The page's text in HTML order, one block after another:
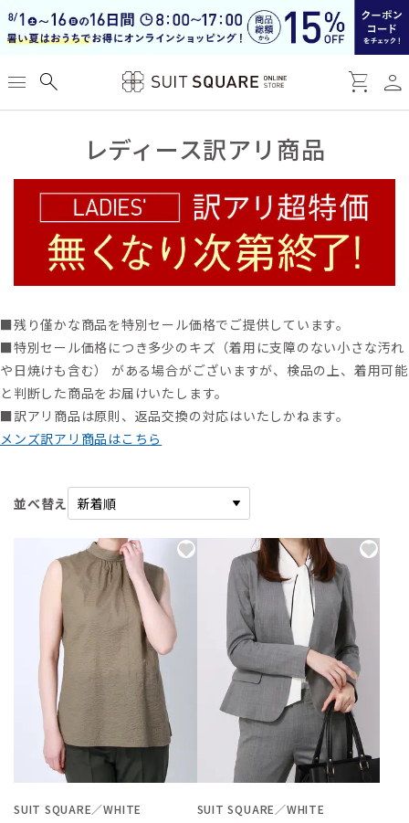
menu search shopping_cart person
レディース訳アリ商品
■残り僅かな商品を特別セール価格でご提供しています。
■特別セール価格につき多少のキズ（着用に支障のない小さな汚れ
や日焼けも含む） がある場合がございますが、検品の上、着用可能
と判断した商品をお届けいたします。
■訳アリ商品は原則、返品交換の対応はいたしかねます。
メンズ訳アリ商品はこちら
並べ替え
SUIT SQUARE／WHITE
SUIT SQUARE／WHITE